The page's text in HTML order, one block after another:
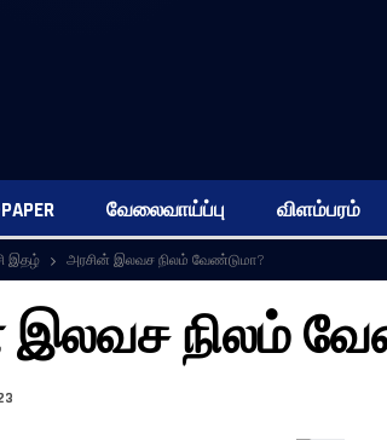
வேலைவாய்ப்பு விளம்பரம்
இதழ் அரசின் இலவச நிலம் வேண்டுமா?
இலவச நிலம்